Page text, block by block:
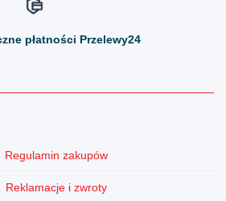
płatności Przelewy24
Regulamin zakupów
Reklamacje i zwroty